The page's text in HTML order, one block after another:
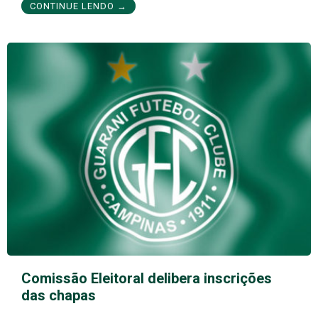
CONTINUE LENDO →
Comissão Eleitoral delibera inscrições
das chapas